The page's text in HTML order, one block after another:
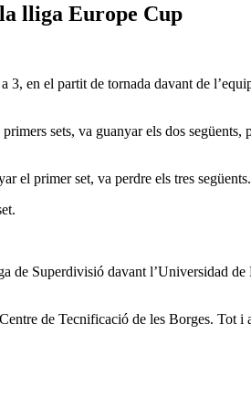
lliga Europe Cup
en el partit de tornada davant de
sets, va guanyar els dos
el primer set, va perdre els tres següents.
Superdivisió davant l’Universidad de
de Tecnificació de les Borges. Tot i